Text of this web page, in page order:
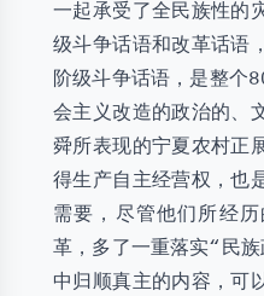
一起承受了全民族性的
级斗争话语和改革话语
阶级斗争话语，是整个
会主义改造的政治的、
舜所表现的宁夏农村正
得生产自主经营权，也
需要，尽管他们所经
革，多了一重落实“民
中归顺真主的内容，可